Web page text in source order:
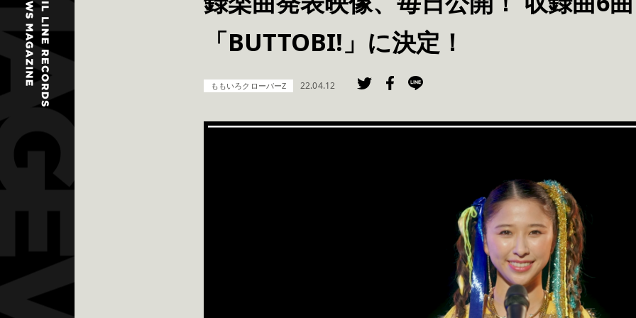
「BUTTOBI!」に決定！
ももいろクローバーZ 22.04.12